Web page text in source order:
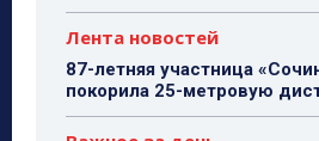
Лента новостей
87-летняя участница
покорила 25-метровую